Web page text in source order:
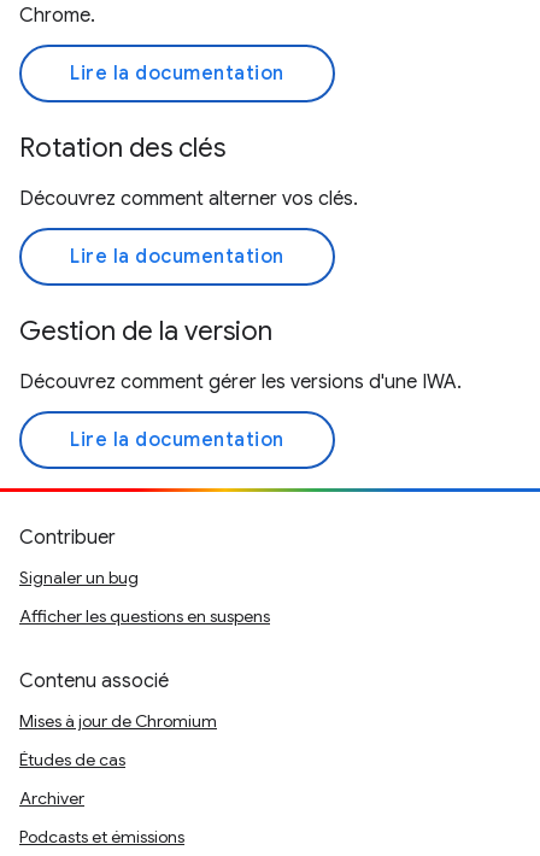
Chrome.
Lire la documentation
Rotation des clés
Découvrez comment alterner vos clés.
Lire la documentation
Gestion de la version
Découvrez comment gérer les versions d'une IWA.
Lire la documentation
Contribuer
Signaler un bug
Afficher les questions en suspens
Contenu associé
Mises à jour de Chromium
Études de cas
Archiver
Podcasts et émissions